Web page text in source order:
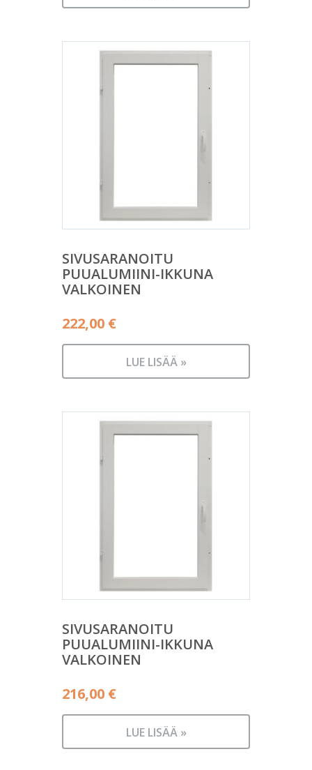
SIVUSARANOITU
PUUALUMIINI-IKKUNA
VALKOINEN
222,00 €
LUE LISÄÄ »
SIVUSARANOITU
PUUALUMIINI-IKKUNA
VALKOINEN
216,00 €
LUE LISÄÄ »